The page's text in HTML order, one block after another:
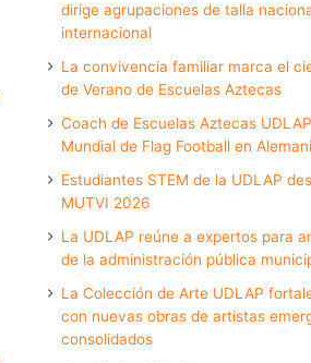
dirige agrupaciones de talla
internacional
La convivencia familiar marca el
de Verano de Escuelas Aztecas
Coach de Escuelas Aztecas
Mundial de Flag Football en
Estudiantes STEM de la UDLAP
MUTVI 2026
La UDLAP reúne a expertos para
de la administración pública
La Colección de Arte UDLAP
con nuevas obras de artistas
consolidados